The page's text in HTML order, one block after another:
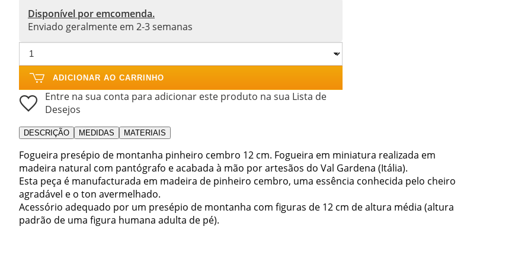
Disponível por emcomenda.
Enviado geralmente em 2-3 semanas
ADICIONAR AO CARRINHO
Entre na sua conta para adicionar este produto na sua Lista de
Desejos
DESCRIÇÃO MEDIDAS MATERIAIS
Fogueira presépio de montanha pinheiro cembro 12 cm. Fogueira em miniatura realizada em
madeira natural com pantógrafo e acabada à mão por artesãos do Val Gardena (Itália).
Esta peça é manufacturada em madeira de pinheiro cembro, uma essência conhecida pelo cheiro
agradável e o ton avermelhado.
Acessório adequado por um presépio de montanha com figuras de 12 cm de altura média (altura
padrão de uma figura humana adulta de pé).